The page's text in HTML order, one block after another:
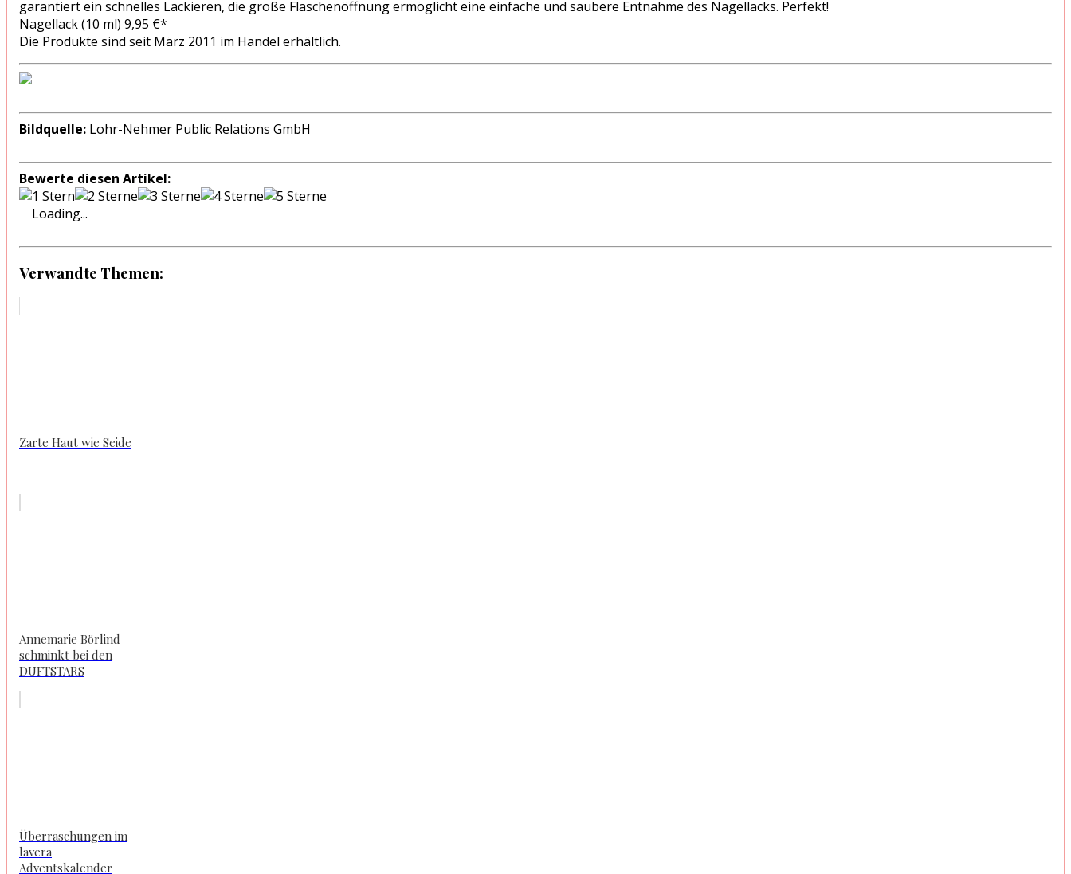
garantiert ein schnelles Lackieren, die große Flaschenöffnung ermöglicht eine einfache und saubere Entnahme des Nagellacks. Perfekt!
Nagellack (10 ml) 9,95 €*
Die Produkte sind seit März 2011 im Handel erhältlich.
Bildquelle: Lohr-Nehmer Public Relations GmbH
Bewerte diesen Artikel:
Loading...
Verwandte Themen:
Zarte Haut wie Seide
Annemarie Börlind
schminkt bei den
DUFTSTARS
Überraschungen im
lavera
Adventskalender